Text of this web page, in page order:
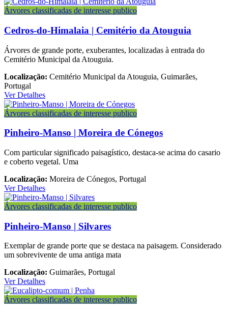
Árvores classificadas de interesse publico
Cedros-do-Himalaia | Cemitério da Atouguia
Árvores de grande porte, exuberantes, localizadas à entrada do
Cemitério Municipal da Atouguia.
Localização: Cemitério Municipal da Atouguia, Guimarães,
Portugal
Ver Detalhes
Árvores classificadas de interesse publico
Pinheiro-Manso | Moreira de Cónegos
Com particular significado paisagístico, destaca-se acima do casario
e coberto vegetal. Uma
Localização: Moreira de Cónegos, Portugal
Ver Detalhes
Árvores classificadas de interesse publico
Pinheiro-Manso | Silvares
Exemplar de grande porte que se destaca na paisagem. Considerado
um sobrevivente de uma antiga mata
Localização: Guimarães, Portugal
Ver Detalhes
Árvores classificadas de interesse publico